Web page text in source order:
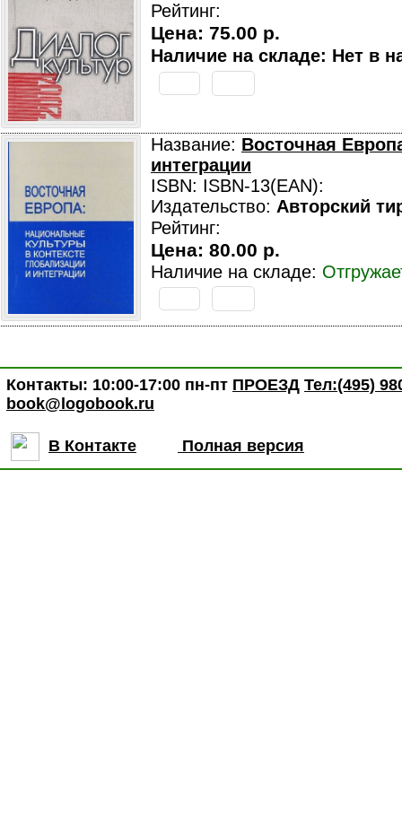
Рейтинг:
Цена: 75.00 р.
Наличие на складе: Нет в
Название: Восточная
интеграции
ISBN: ISBN-13(EAN):
Издательство: Авторский
Рейтинг:
Цена: 80.00 р.
Наличие на складе:
Контакты: 10:00-17:00 пн-пт ПРОЕЗД Тел:(495)
book@logobook.ru
В Контакте Полная версия